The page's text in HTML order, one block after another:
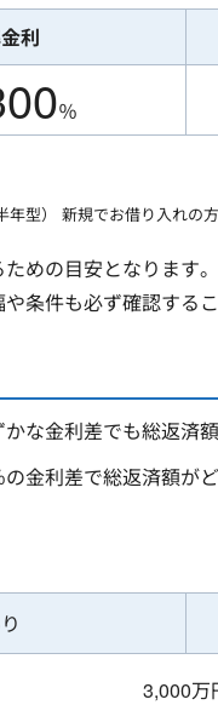
利
％
型） 新規でお借り入れの方
めの目安となります
条件も必ず確認するこ
な金利差でも総返済
金利差で総返済額が
3,000万